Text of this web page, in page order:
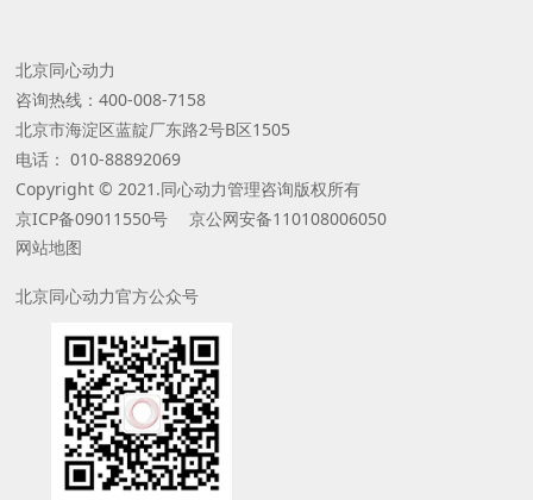
北京同心动力
咨询热线：400-008-7158
北京市海淀区蓝靛厂东路2号B区1505
电话： 010-88892069
Copyright © 2021.同心动力管理咨询版权所有
网站地图
京ICP备09011550号 京公网安备110108006050
北京同心动力官方公众号